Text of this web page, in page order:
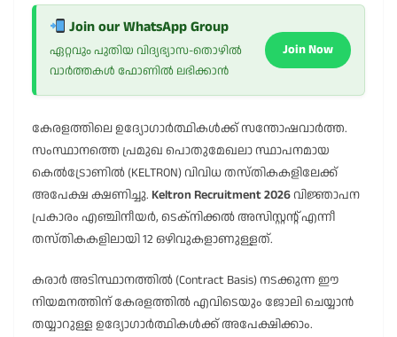
Join our WhatsApp Group
ഏറ്റവും പുതിയ വിദ്യഭ്യാസ-തൊഴിൽ
വാർത്തകൾ ഫോണിൽ ലഭിക്കാൻ
Join Now
കേരളത്തിലെ ഉദ്യോഗാർത്ഥികൾക്ക് സന്തോഷവാർത്ത.
സംസ്ഥാനത്തെ പ്രമുഖ പൊതുമേഖലാ സ്ഥാപനമായ
കെൽട്രോണിൽ (KELTRON) വിവിധ തസ്തികകളിലേക്ക്
അപേക്ഷ ക്ഷണിച്ചു. Keltron Recruitment 2026 വിജ്ഞാപന
പ്രകാരം എഞ്ചിനീയർ, ടെക്നിക്കൽ അസിസ്റ്റന്റ് എന്നീ
തസ്തികകളിലായി 12 ഒഴിവുകളാണുള്ളത്.
കരാർ അടിസ്ഥാനത്തിൽ (Contract Basis) നടക്കുന്ന ഈ
നിയമനത്തിന് കേരളത്തിൽ എവിടെയും ജോലി ചെയ്യാൻ
തയ്യാറുള്ള ഉദ്യോഗാർത്ഥികൾക്ക് അപേക്ഷിക്കാം.